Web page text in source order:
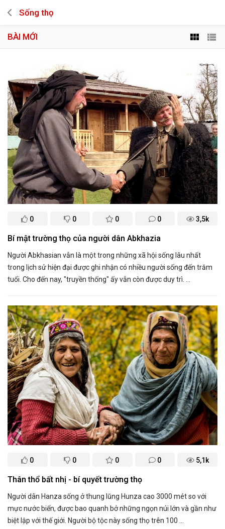
Sống thọ
BÀI MỚI
0 0 0 0 3,5k
Bí mật trường thọ của người dân Abkhazia
Người Abkhasian vẫn là một trong những xã hội sống lâu nhất
trong lịch sử hiện đại được ghi nhận có nhiều người sống đến trăm
tuổi. Cho đến nay, "truyền thống" ấy vẫn còn được duy trì. ...
0 0 0 0 5,1k
Thân thổ bất nhị - bí quyết trường thọ
Người dân Hanza sống ở thung lũng Hunza cao 3000 mét so với
mực nước biển, được bao quanh bở những ngọn núi lớn và gần như
biệt lập với thế giới. Người bộ tộc này sống thọ trên 100 ...